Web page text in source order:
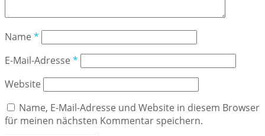
Name *
E-Mail-Adresse *
Website
Name, E-Mail-Adresse und Website in diesem Browser
für meinen nächsten Kommentar speichern.